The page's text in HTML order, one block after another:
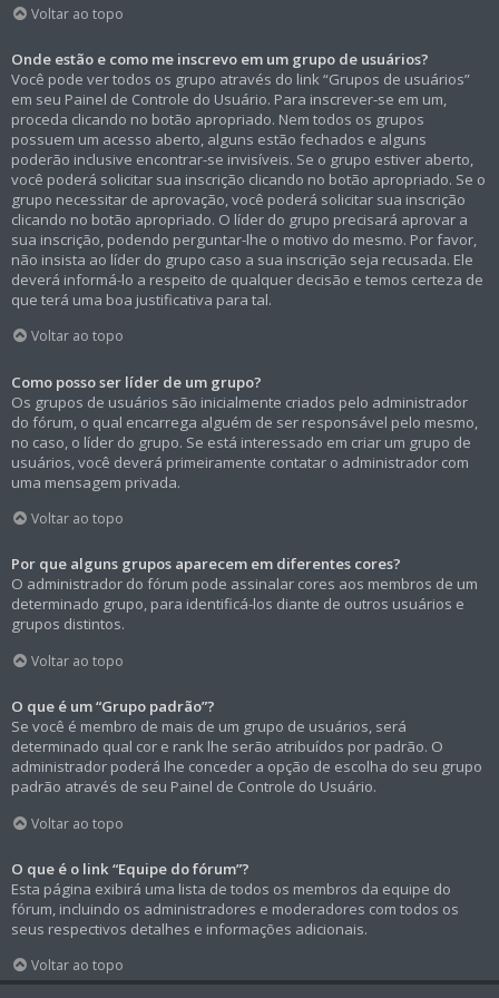
Voltar ao topo
Onde estão e como me inscrevo em um grupo de usuários?
Você pode ver todos os grupo através do link “Grupos de usuários”
em seu Painel de Controle do Usuário. Para inscrever-se em um,
proceda clicando no botão apropriado. Nem todos os grupos
possuem um acesso aberto, alguns estão fechados e alguns
poderão inclusive encontrar-se invisíveis. Se o grupo estiver aberto,
você poderá solicitar sua inscrição clicando no botão apropriado. Se o
grupo necessitar de aprovação, você poderá solicitar sua inscrição
clicando no botão apropriado. O líder do grupo precisará aprovar a
sua inscrição, podendo perguntar-lhe o motivo do mesmo. Por favor,
não insista ao líder do grupo caso a sua inscrição seja recusada. Ele
deverá informá-lo a respeito de qualquer decisão e temos certeza de
que terá uma boa justificativa para tal.
Voltar ao topo
Como posso ser líder de um grupo?
Os grupos de usuários são inicialmente criados pelo administrador
do fórum, o qual encarrega alguém de ser responsável pelo mesmo,
no caso, o líder do grupo. Se está interessado em criar um grupo de
usuários, você deverá primeiramente contatar o administrador com
uma mensagem privada.
Voltar ao topo
Por que alguns grupos aparecem em diferentes cores?
O administrador do fórum pode assinalar cores aos membros de um
determinado grupo, para identificá-los diante de outros usuários e
grupos distintos.
Voltar ao topo
O que é um “Grupo padrão”?
Se você é membro de mais de um grupo de usuários, será
determinado qual cor e rank lhe serão atribuídos por padrão. O
administrador poderá lhe conceder a opção de escolha do seu grupo
padrão através de seu Painel de Controle do Usuário.
Voltar ao topo
O que é o link “Equipe do fórum”?
Esta página exibirá uma lista de todos os membros da equipe do
fórum, incluindo os administradores e moderadores com todos os
seus respectivos detalhes e informações adicionais.
Voltar ao topo